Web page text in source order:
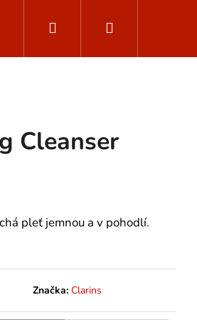
Muži - ClarinsMen
PřihlášeníNákupní
Cleanser
pleť jemnou a v pohodlí.
Značka: Clarins